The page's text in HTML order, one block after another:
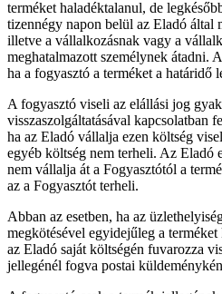
terméket haladéktalanul, de
tizennégy napon belül az Eladó által
illetve a vállalkozásnak vagy a
meghatalmazott személynek átadni.
ha a fogyasztó a terméket a határidő
A fogyasztó viseli az elállási jog
visszaszolgáltatásával kapcsolatban
ha az Eladó vállalja ezen költség
egyéb költség nem terheli. Az Eladó
nem vállalja át a Fogyasztótól a
az a Fogyasztót terheli.
Abban az esetben, ha az
megkötésével egyidejűleg a
az Eladó saját költségén fuvarozza
jellegénél fogva postai